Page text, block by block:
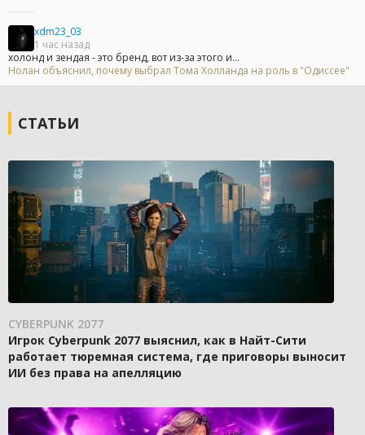
xdm23_03
1 час назад
холонд и зендая - это бренд, вот из-за этого и...
Нолан объяснил, почему выбрал Тома Холланда на роль в "Одиссее"
СТАТЬИ
CYBERPUNK 2077
Игрок Cyberpunk 2077 выяснил, как в Найт-Сити
работает тюремная система, где приговоры выносит
ИИ без права на апелляцию